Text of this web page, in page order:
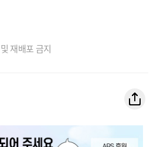
재배포 금지